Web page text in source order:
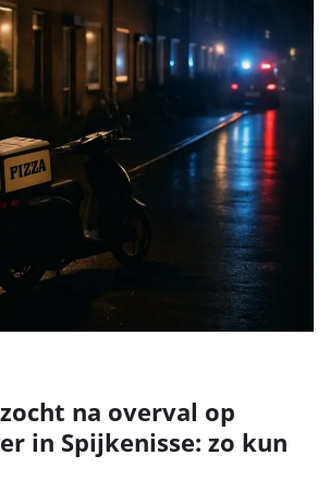
na overval op
in Spijkenisse: zo kun